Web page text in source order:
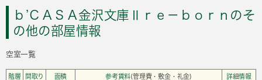
ｂ’ＣＡＳＡ金沢文庫Ⅱｒｅ－ｂｏｒｎのそ
の他の部屋情報
空室一覧
階層 間取り 面積 参考賃料(管理費・敷金・礼金) 詳細情報